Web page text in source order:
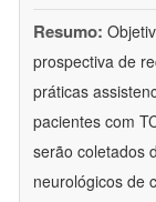
Resumo:
prospectiva de
práticas
pacientes com
serão coletados
neurológicos de